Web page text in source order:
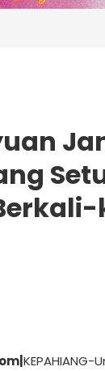
KEPAHIANG-